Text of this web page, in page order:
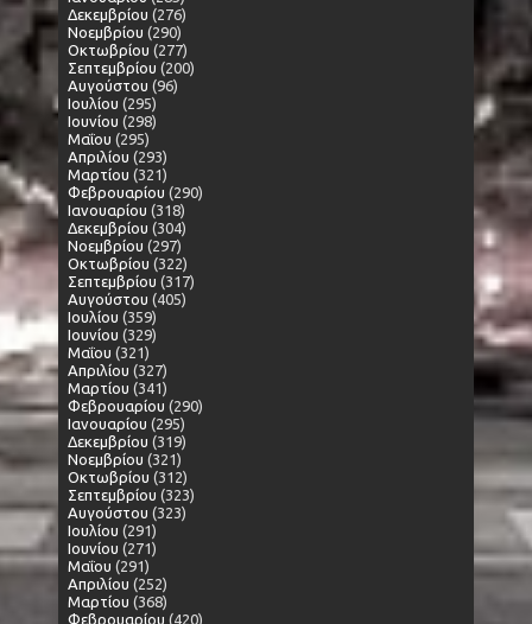
Δεκεμβρίου (276)
Νοεμβρίου (290)
Οκτωβρίου (277)
Σεπτεμβρίου (200)
Αυγούστου (96)
Ιουλίου (295)
Ιουνίου (298)
Μαΐου (295)
Απριλίου (293)
Μαρτίου (321)
Φεβρουαρίου (290)
Ιανουαρίου (318)
Δεκεμβρίου (304)
Νοεμβρίου (297)
Οκτωβρίου (322)
Σεπτεμβρίου (317)
Αυγούστου (405)
Ιουλίου (359)
Ιουνίου (329)
Μαΐου (321)
Απριλίου (327)
Μαρτίου (341)
Φεβρουαρίου (290)
Ιανουαρίου (295)
Δεκεμβρίου (319)
Νοεμβρίου (321)
Οκτωβρίου (312)
Σεπτεμβρίου (323)
Αυγούστου (323)
Ιουλίου (291)
Ιουνίου (271)
Μαΐου (291)
Απριλίου (252)
Μαρτίου (368)
Φεβρουαρίου (420)